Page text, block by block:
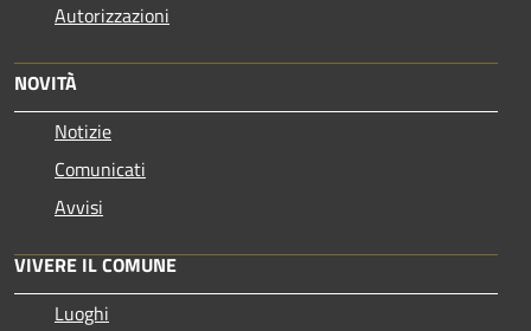
Autorizzazioni
NOVITÀ
Notizie
Comunicati
Avvisi
VIVERE IL COMUNE
Luoghi